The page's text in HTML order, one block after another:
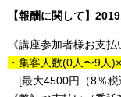
【報酬に関して】
《講座参加者様お支払
・集客人数(0人〜9人
[最大4500円（8％